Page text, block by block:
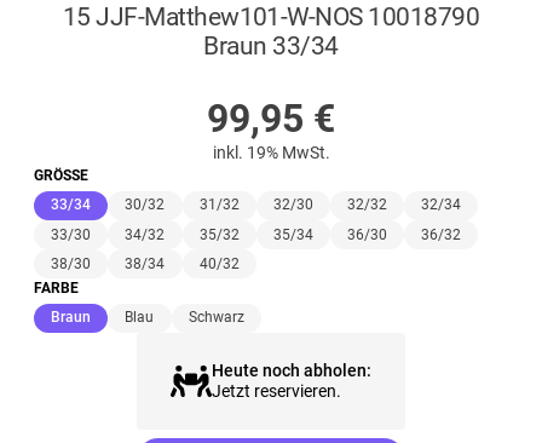
15 JJF-Matthew101-W-NOS 10018790
Braun 33/34
99,95 €
inkl. 19% MwSt.
GRÖSSE
33/34(ausgewählt)
30/32 31/32 32/30 32/32
32/34
33/30
34/32 35/32 35/34 36/30
36/32
38/30
38/34
40/32
FARBE
Braun (ausgewählt)
Blau Schwarz
Heute noch abholen:
Jetzt reservieren.